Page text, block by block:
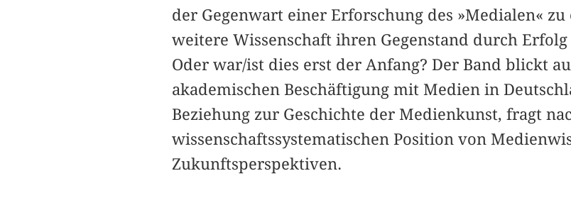
der Gegenwart einer Erforschung des »Medialen«
weitere Wissenschaft ihren Gegenstand durch
Oder war/ist dies erst der Anfang? Der Band blickt
akademischen Beschäftigung mit Medien in
Beziehung zur Geschichte der Medienkunst, fragt
wissenschaftssystematischen Position von
Zukunftsperspektiven.